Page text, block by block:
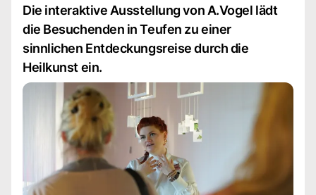
Die interaktive Ausstellung von A.Vogel lädt
die Besuchenden in Teufen zu einer
sinnlichen Entdeckungsreise durch die
Heilkunst ein.